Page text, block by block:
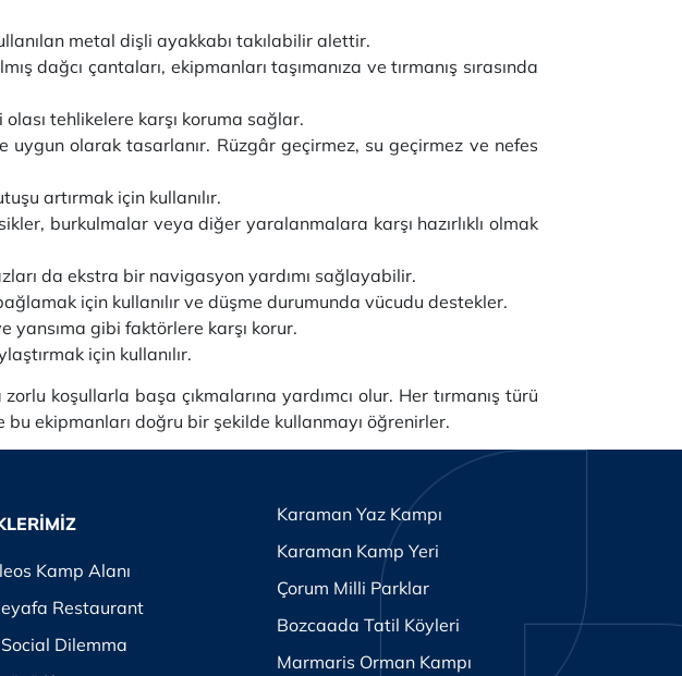
metal dişli ayakkabı takılabilir alettir.
dağcı çantaları, ekipmanları taşımanıza ve tırmanış sırasında
tehlikelere karşı koruma sağlar.
uygun olarak tasarlanır. Rüzgâr geçirmez, su geçirmez ve nefes
artırmak için kullanılır.
burkulmalar veya diğer yaralanmalara karşı hazırlıklı olmak
da ekstra bir navigasyon yardımı sağlayabilir.
için kullanılır ve düşme durumunda vücudu destekler.
yansıma gibi faktörlere karşı korur.
için kullanılır.
koşullarla başa çıkmalarına yardımcı olur. Her tırmanış türü
ekipmanları doğru bir şekilde kullanmayı öğrenirler.
Kamp Alanı
Restaurant
Dilemma
Karaman Yaz Kampı
Karaman Kamp Yeri
Çorum Milli Parklar
Bozcaada Tatil Köyleri
Marmaris Orman Kampı